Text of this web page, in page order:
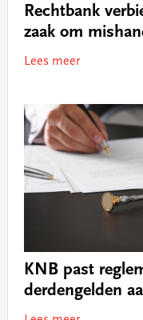
Rechtbank
zaak om
Lees meer
KNB past
derdengelden